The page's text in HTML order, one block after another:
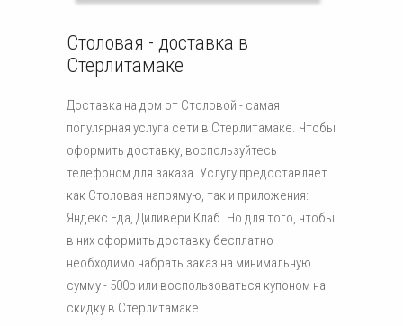
Столовая - доставка в
Стерлитамаке
Доставка на дом от Столовой - самая
популярная услуга сети в Стерлитамаке. Чтобы
оформить доставку, воспользуйтесь
телефоном для заказа. Услугу предоставляет
как Столовая напрямую, так и приложения:
Яндекс Еда, Диливери Клаб. Но для того, чтобы
в них оформить доставку бесплатно
необходимо набрать заказ на минимальную
сумму - 500р или воспользоваться купоном на
скидку в Стерлитамаке.